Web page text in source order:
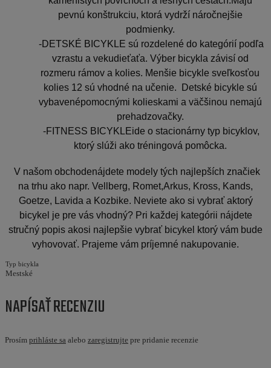
pevnú konštrukciu, ktorá vydrží náročnejšie
podmienky.
-DETSKÉ BICYKLE sú rozdelené do kategórií podľa
vzrastu a vekudieťaťa. Výber bicykla závisí od
rozmeru rámov a kolies. Menšie bicykle sveľkosťou
kolies 12 sú vhodné na učenie. Detské bicykle sú
vybavenépomocnými kolieskami a väčšinou nemajú
prehadzovačky.
-FITNESS BICYKLEide o stacionárny typ bicyklov,
ktorý slúži ako tréningová pomôcka.
V našom obchodenájdete modely tých najlepších značiek
na trhu ako napr. Vellberg, Romet,Arkus, Kross, Kands,
Goetze, Lavida a Kozbike. Neviete ako si vybrať aktorý
bicykel je pre vás vhodný? Pri každej kategórii nájdete
stručný popis akosi najlepšie vybrať bicykel ktorý vám bude
vyhovovať. Prajeme vám príjemné nakupovanie.
Typ bicykla
Mestské
NAPÍSAŤ RECENZIU
Prosím prihláste sa alebo zaregistrujte pre pridanie recenzie